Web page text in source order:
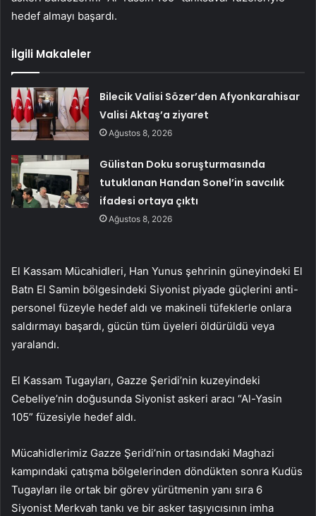
hedef almayı başardı.
İlgili Makaleler
Bilecik Valisi Sözer’den Afyonkarahisar
Valisi Aktaş’a ziyaret
Ağustos 8, 2026
Gülistan Doku soruşturmasında
tutuklanan Handan Sonel’in savcılık
ifadesi ortaya çıktı
Ağustos 8, 2026
El Kassam Mücahidleri, Han Yunus şehrinin güneyindeki El
Batn El Samin bölgesindeki Siyonist piyade güçlerini anti-
personel füzeyle hedef aldı ve makineli tüfeklerle onlara
saldırmayı başardı, gücün tüm üyeleri öldürüldü veya
yaralandı.
El Kassam Tugayları, Gazze Şeridi’nin kuzeyindeki
Cebeliye’nin doğusunda Siyonist askeri aracı “Al-Yasin
105” füzesiyle hedef aldı.
Mücahidlerimiz Gazze Şeridi’nin ortasındaki Maghazi
kampındaki çatışma bölgelerinden döndükten sonra Kudüs
Tugayları ile ortak bir görev yürütmenin yanı sıra 6
Siyonist Merkvah tankı ve bir asker taşıyıcısının imha